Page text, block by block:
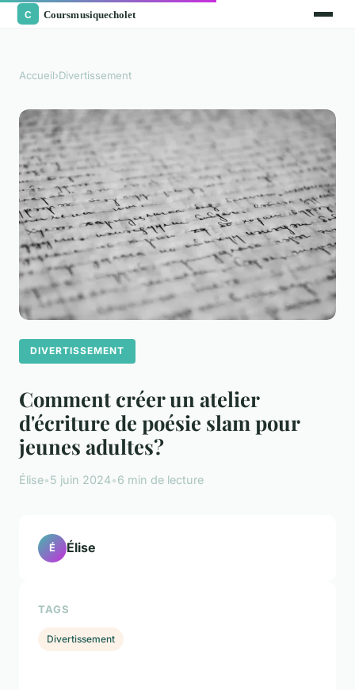
Accueil›Divertissement
DIVERTISSEMENT
Comment créer un atelier
d'écriture de poésie slam pour
jeunes adultes?
Élise•5 juin 2024•6 min de lecture
É Élise
TAGS
Divertissement